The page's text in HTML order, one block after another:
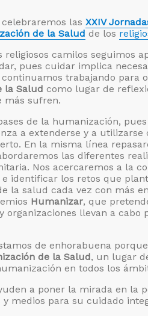
las XXIV
de la Salud de los
religiosos camilos seguimos
pues cuidar implica
trabajando para
la Salud como lugar de
más sufren.
de la humanización,
a extenderse y a utilizarse
En la misma línea
las diferentes
Nos acercaremos a la
identificar los retos que
la salud cada vez con más
Humanizar, que
organizaciones llevan a cabo
de enhorabuena
de la Salud, un lugar
en todos los
a poner la mirada en la
medios para su cuidado